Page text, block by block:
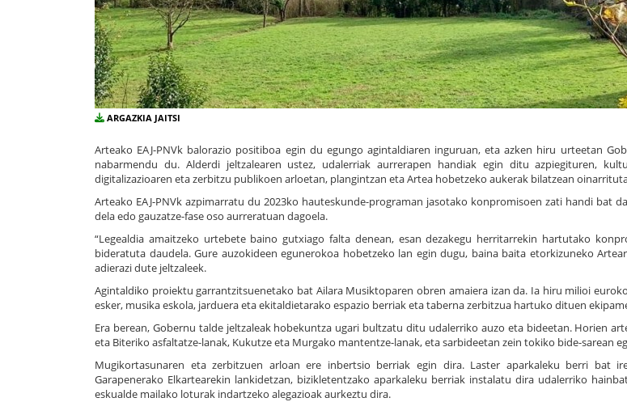
ARGAZKIA JAITSI
Arteako EAJ-PNVk balorazio positiboa egin du egungo agintaldiaren inguruan, eta azken hiru urteetan
nabarmendu du. Alderdi jeltzalearen ustez, udalerriak aurrerapen handiak egin ditu azpiegituren,
digitalizazioaren eta zerbitzu publikoen arloetan, plangintzan eta Artea hobetzeko aukerak bilatzean
Arteako EAJ-PNVk azpimarratu du 2023ko hauteskunde-programan jasotako konpromisoen zati handi bat
dela edo gauzatze-fase oso aurreratuan dagoela.
“Legealdia amaitzeko urtebete baino gutxiago falta denean, esan dezakegu herritarrekin hartutako
bideratuta daudela. Gure auzokideen egunerokoa hobetzeko lan egin dugu, baina baita etorkizuneko
adierazi dute jeltzaleek.
Agintaldiko proiektu garrantzitsuenetako bat Ailara Musiktoparen obren amaiera izan da. Ia hiru milioi
esker, musika eskola, jarduera eta ekitaldietarako espazio berriak eta taberna zerbitzua hartuko dituen
Era berean, Gobernu talde jeltzaleak hobekuntza ugari bultzatu ditu udalerriko auzo eta bideetan. Horien
eta Biteriko asfaltatze-lanak, Kukutze eta Murgako mantentze-lanak, eta sarbideetan zein tokiko bide-sarean
Mugikortasunaren eta zerbitzuen arloan ere inbertsio berriak egin dira. Laster aparkaleku berri bat
Garapenerako Elkartearekin lankidetzan, bizikletentzako aparkaleku berriak instalatu dira udalerriko
eskualde mailako loturak indartzeko alegazioak aurkeztu dira.